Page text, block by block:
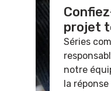
projet
Séries
notre
la